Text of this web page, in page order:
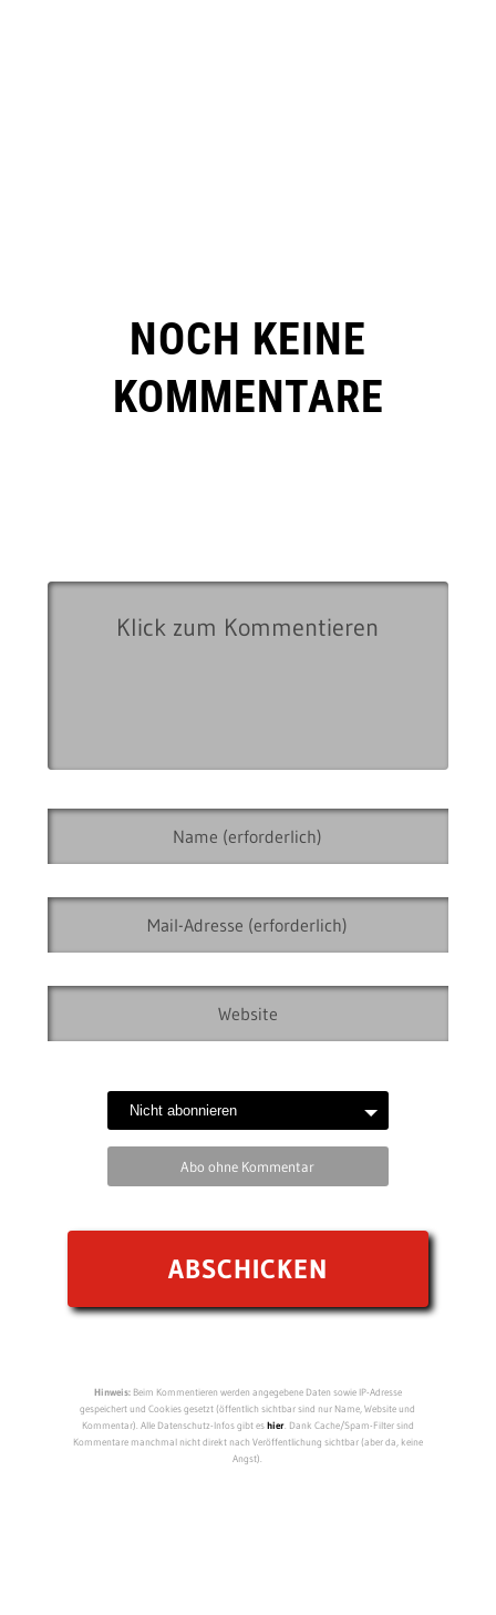
NOCH KEINE
KOMMENTARE
Abo ohne Kommentar
Hinweis:Beim Kommentieren werden angegebene Daten sowie IP-Adresse
gespeichert und Cookies gesetzt (öffentlich sichtbar sind nur Name, Website und
Kommentar). Alle Datenschutz-Infos gibt eshier. Dank Cache/Spam-Filter sind
Kommentare manchmal nicht direkt nach Veröffentlichung sichtbar (aber da, keine
Angst).